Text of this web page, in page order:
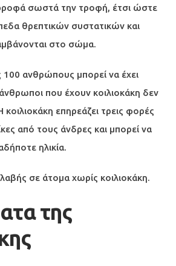
σωστά την τροφή, έτσι ώστε
θρεπτικών συστατικών και
στο σώμα.
ανθρώπους μπορεί να έχει
που έχουν κοιλιοκάκη δεν
επηρεάζει τρεις φορές
από τους άνδρες και μπορεί να
ηλικία.
σε άτομα χωρίς κοιλιοκάκη.
της